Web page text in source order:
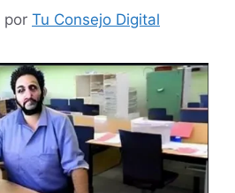
por Tu Consejo Digital